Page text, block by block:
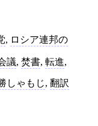
, ロシア連邦の
議, 焚書, 転進,
しゃもじ, 翻訳